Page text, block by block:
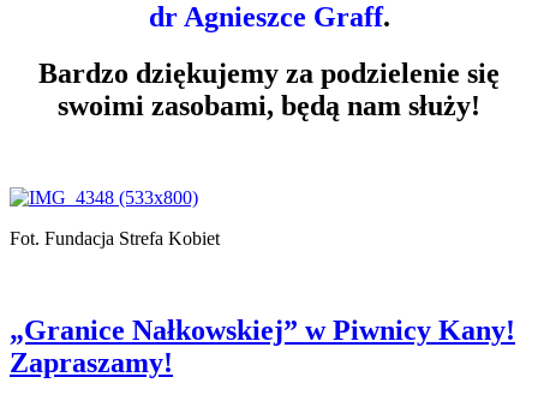
dr Agnieszce Graff.
Bardzo dziękujemy za podzielenie się
swoimi zasobami, będą nam służy!
Fot. Fundacja Strefa Kobiet
„Granice Nałkowskiej” w Piwnicy Kany!
Zapraszamy!